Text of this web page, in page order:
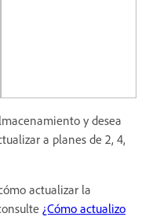
y desea
a planes de 2, 4,
actualizar la
¿Cómo actualizo